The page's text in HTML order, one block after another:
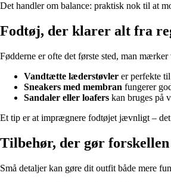
Det handler om balance: praktisk nok til at
Fodtøj, der klarer alt fra
Fødderne er ofte det første sted, man
Vandtætte læderstøvler er perfekte
Sneakers med membran fungerer
Sandaler eller loafers kan bruges på
Et tip er at imprægnere fodtøjet jævnligt –
Tilbehør, der gør forskellen
Små detaljer kan gøre dit outfit både mere